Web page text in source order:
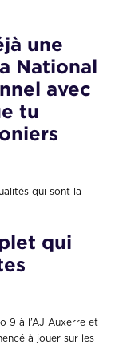
une
National
avec
tu
qui sont la
qui
9 à l’AJ Auxerre et
à jouer sur les